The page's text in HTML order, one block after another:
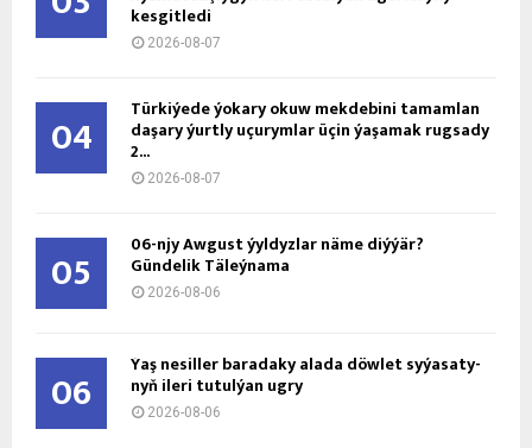
kesgitledi
2026-08-07
04 Türkiýede ýokary okuw mekdebini tamamlan
daşary ýurtly uçurymlar üçin ýaşamak rugsady
2...
2026-08-07
05 06-njy Awgust ýyldyzlar näme diýýär?
Gündelik Täleýnama
2026-08-06
06 Ýaş ne­sil­ler ba­ra­da­ky ala­da döw­let sy­ýa­sa­ty­
nyň ile­ri tu­tul­ýan ug­ry
2026-08-06